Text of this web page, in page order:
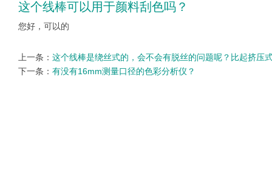
这个线棒可以用于颜料刮色吗？
您好，可以的
上一条： 这个线棒是绕丝式的，会不会有脱丝的问题呢？比起挤压
下一条： 有没有16mm测量口径的色彩分析仪？